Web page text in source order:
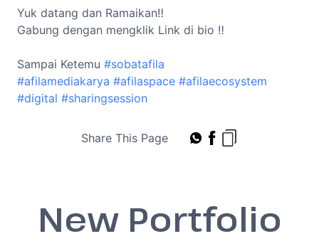
Yuk datang dan Ramaikan‼️
Gabung dengan mengklik Link di bio ‼️
Sampai Ketemu #sobatafila
#afilamediakarya #afilaspace #afilaecosystem
#digital #sharingsession
Share This Page
New Portfolio